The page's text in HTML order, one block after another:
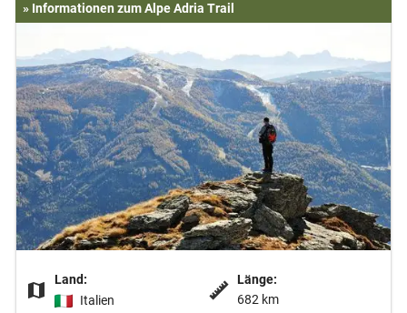
» Informationen zum Alpe Adria Trail
Land:
Italien
Länge:
682 km